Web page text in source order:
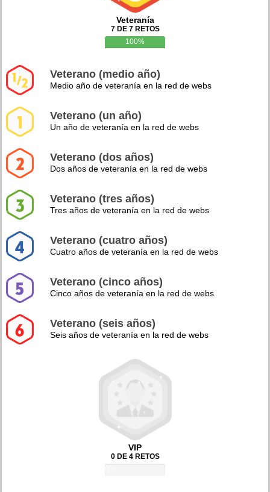
Veteranía
7 DE 7 RETOS
100%
Veterano (medio año)
Medio año de veteranía en la red de webs
Veterano (un año)
Un año de veteranía en la red de webs
Veterano (dos años)
Dos años de veteranía en la red de webs
Veterano (tres años)
Tres años de veteranía en la red de webs
Veterano (cuatro años)
Cuatro años de veteranía en la red de webs
Veterano (cinco años)
Cinco años de veteranía en la red de webs
Veterano (seis años)
Seis años de veteranía en la red de webs
VIP
0 DE 4 RETOS